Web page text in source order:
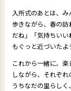
入所式のあとは、
歩きながら、春の
だね」「気持ちい
もぐっと近づいたよ
これから一緒に、
しながら、それぞれ
うちなだの里らし